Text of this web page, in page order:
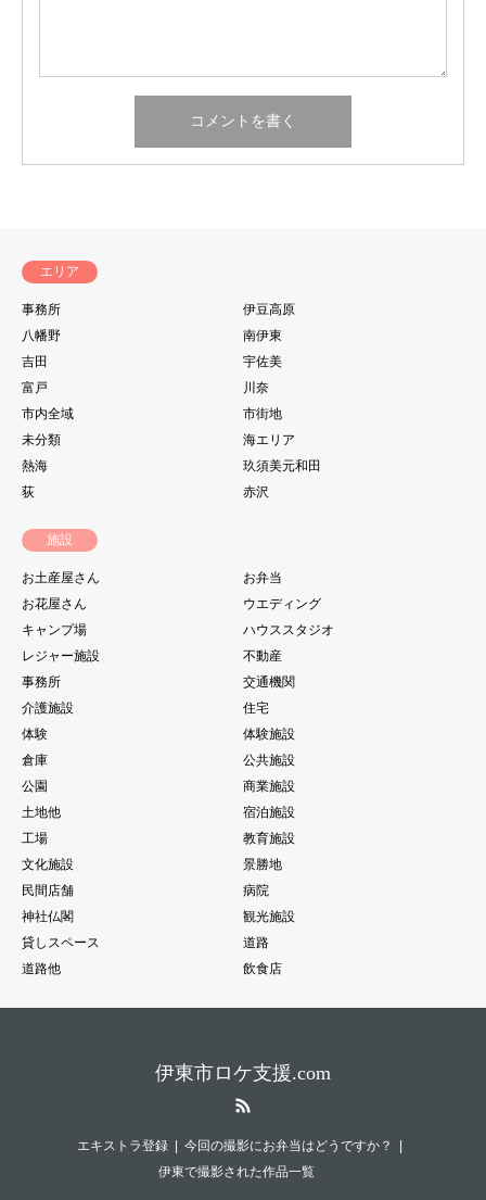
エリア
事務所
伊豆高原
八幡野
南伊東
吉田
宇佐美
富戸
川奈
市内全域
市街地
未分類
海エリア
熱海
玖須美元和田
荻
赤沢
施設
お土産屋さん
お弁当
お花屋さん
ウエディング
キャンプ場
ハウススタジオ
レジャー施設
不動産
事務所
交通機関
介護施設
住宅
体験
体験施設
倉庫
公共施設
公園
商業施設
土地他
宿泊施設
工場
教育施設
文化施設
景勝地
民間店舗
病院
神社仏閣
観光施設
貸しスペース
道路
道路他
飲食店
伊東市ロケ支援.com
エキストラ登録
今回の撮影にお弁当はどうですか？
伊東で撮影された作品一覧